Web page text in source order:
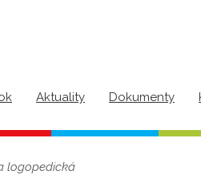
Aktuality Dokumenty
logopedická